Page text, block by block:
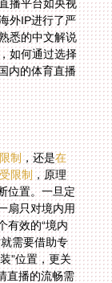
制，还是在
限制，原理
都一样。平台通过检测你的网络地址来判断位置。一旦定
位到海外，访问请求就会被拦截。这就像一扇只对境内用
户敞开的大门。而解决之道，就是获得一个有效的“境内
网络身份”，让平台认为你正身处国内。这就需要借助专
门优化过的回国加速器，它不仅能帮你“伪装”位置，更关
键的是提供稳定、高速的连接，以支撑高清直播的流畅需